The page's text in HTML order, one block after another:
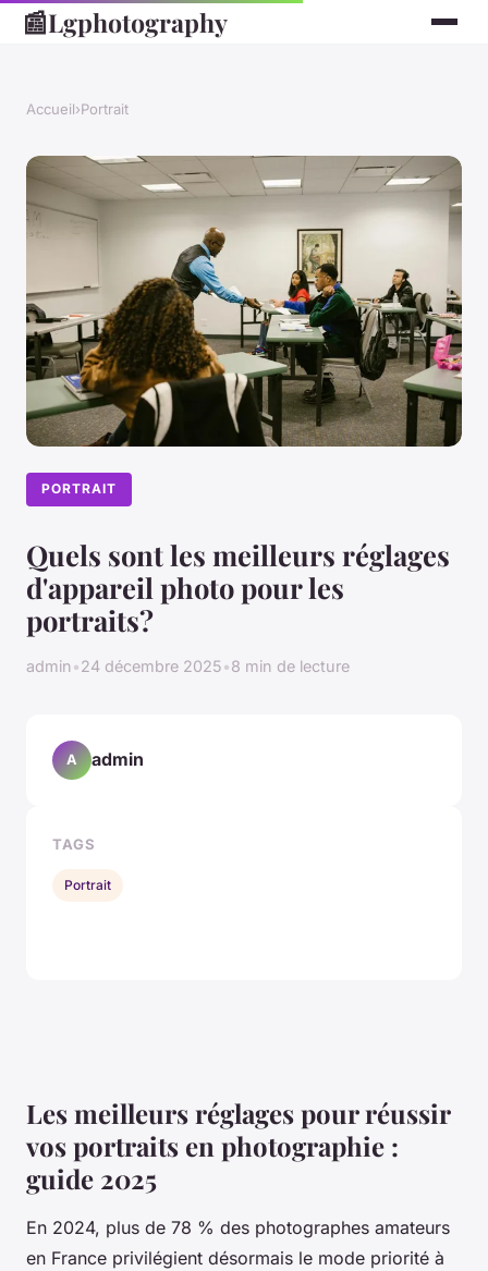
📰Lgphotography
Accueil›Portrait
PORTRAIT
Quels sont les meilleurs réglages
d'appareil photo pour les
portraits?
admin•24 décembre 2025•8 min de lecture
Les meilleurs réglages pour réussir
vos portraits en photographie :
guide 2025
En 2024, plus de 78 % des photographes amateurs
en France privilégient désormais le mode priorité à
A admin
TAGS
Portrait